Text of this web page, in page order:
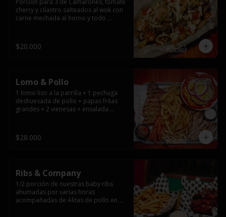
Porcion para 3 de Camarones, tomate
cherry y cilantro salteados al wok con
carne mechada al horno y todo
casera.
$20.000
Lomo & Pollo
1 lomo liso a la parrilla + 1 pechuga
deshuesada de pollo + papas fritas
grandes + 2 vienesas + ensalada
$28.000
Ribs & Company
1/2 porción de nuestras baby ribs
ahumadas por varias horas
acompañadas de Alitas de pollo en